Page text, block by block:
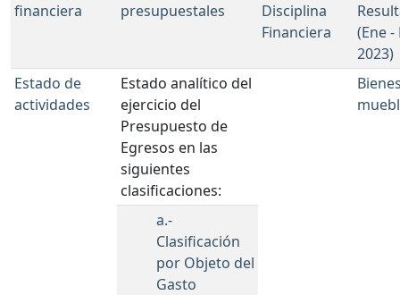
financiera
presupuestales
Disciplina
Financiera
(Ene
2023)
Estado de
actividades
Estado analítico del
ejercicio del
Presupuesto de
Egresos en las
siguientes
clasificaciones:
a.-
Clasificación
por Objeto del
Gasto